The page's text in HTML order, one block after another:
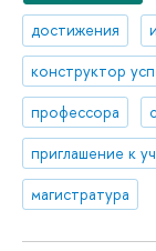
достижения
конструктор
профессора
приглашение к
магистратура